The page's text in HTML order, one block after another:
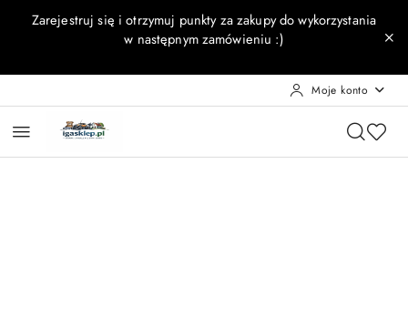
Przejdź do treści głównej
Przejdź do wyszukiwarki
Przejdź do moje konto
Przejdź do menu głównego
Przejdź do opisu produktu
Przejdź do stopki
Zarejestruj się i otrzymuj punkty za zakupy do wykorzystania
w następnym zamówieniu :)
Moje konto